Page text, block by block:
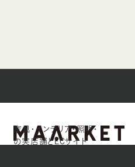
家具・インテリア・照明・
の実店舗とECサイト